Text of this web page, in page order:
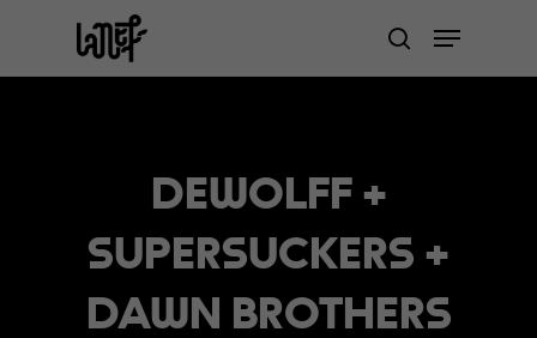
main
search
Menu
DEWOLFF +
SUPERSUCKERS +
DAWN BROTHERS
Close